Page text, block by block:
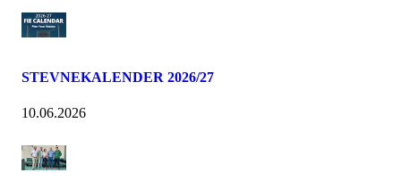
STEVNEKALENDER 2026/27
10.06.2026